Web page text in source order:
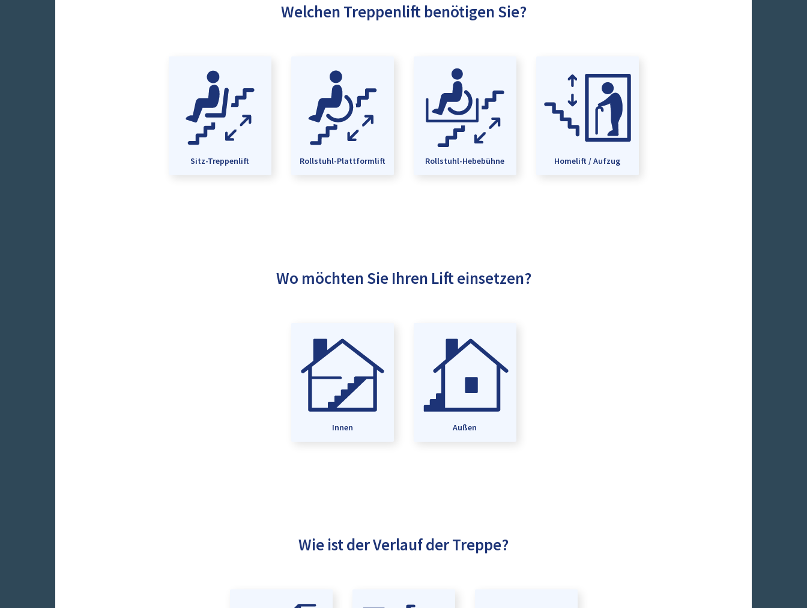
Welchen Treppenlift benötigen Sie?
Sitz-Treppenlift Rollstuhl-Plattformlift Rollstuhl-Hebebühne Homelift / Aufzug
Wo möchten Sie Ihren Lift einsetzen?
Innen Außen
Wie ist der Verlauf der Treppe?